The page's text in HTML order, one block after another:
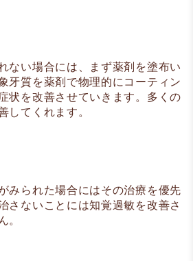
ない場合には、まず薬剤を塗布い
牙質を薬剤で物理的にコーティン
状を改善させていきます。多くの
してくれます。
みられた場合にはその治療を優先
さないことには知覚過敏を改善さ
。